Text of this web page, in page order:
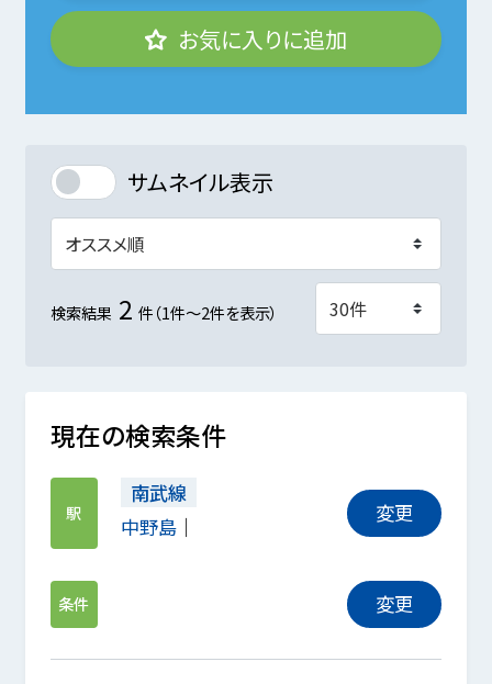
お気に入りに追加
サムネイル表示
検索結果 2 件（1件～2件を表示）
現在の検索条件
駅
南武線
中野島
変更
条件 変更